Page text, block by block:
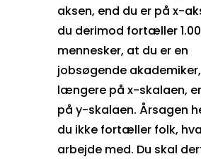
aksen, end du er på x-
du derimod fortæller
mennesker, at du er en
jobsøgende
længere på x-skalaen,
på y-skalaen. Årsagen
du ikke fortæller folk,
arbejde med. Du skal